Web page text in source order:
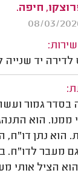
חיפה.
לדירה יד שנייה
בסדר גמור
ממנו. הוא
הוא נתן
מעבר לדו"ח.
הציל אותי